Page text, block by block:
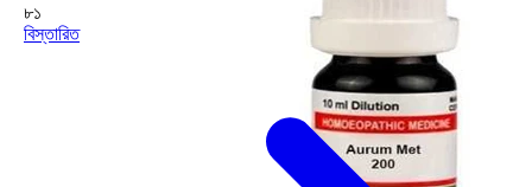
৮১
বিস্তারিত